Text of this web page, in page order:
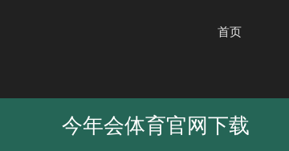
首页
今年会体育官网下载